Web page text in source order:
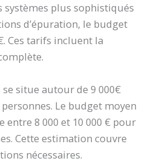
plus sophistiqués
d’épuration, le budget
Ces tarifs incluent la
se situe autour de 9 000€
Le budget moyen
8 000 et 10 000 € pour
Cette estimation couvre
nécessaires.